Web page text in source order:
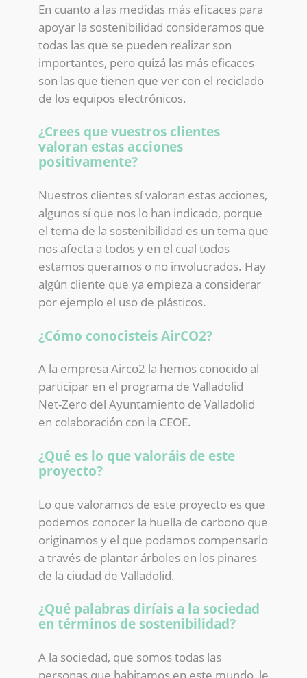
En cuanto a las medidas más eficaces para
apoyar la sostenibilidad consideramos que
todas las que se pueden realizar son
importantes, pero quizá las más eficaces
son las que tienen que ver con el reciclado
de los equipos electrónicos.
¿Crees que vuestros clientes
valoran estas acciones
positivamente?
Nuestros clientes sí valoran estas acciones,
algunos sí que nos lo han indicado, porque
el tema de la sostenibilidad es un tema que
nos afecta a todos y en el cual todos
estamos queramos o no involucrados. Hay
algún cliente que ya empieza a considerar
por ejemplo el uso de plásticos.
¿Cómo conocisteis AirCO2?
A la empresa Airco2 la hemos conocido al
participar en el programa de Valladolid
Net-Zero del Ayuntamiento de Valladolid
en colaboración con la CEOE.
¿Qué es lo que valoráis de este
proyecto?
Lo que valoramos de este proyecto es que
podemos conocer la huella de carbono que
originamos y el que podamos compensarlo
a través de plantar árboles en los pinares
de la ciudad de Valladolid.
¿Qué palabras diríais a la sociedad
en términos de sostenibilidad?
A la sociedad, que somos todas las